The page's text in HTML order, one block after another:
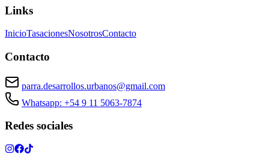
Links
InicioTasacionesNosotrosContacto
Contacto
parra.desarrollos.urbanos@gmail.com
Whatsapp: +54 9 11 5063-7874
Redes sociales